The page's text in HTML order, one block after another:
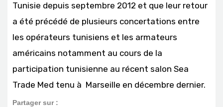
Tunisie depuis septembre 2012 et que leur retour
a été précédé de plusieurs concertations entre
les opérateurs tunisiens et les armateurs
américains notamment au cours de la
participation tunisienne au récent salon Sea
Trade Med tenu à Marseille en décembre dernier.
Partager sur :